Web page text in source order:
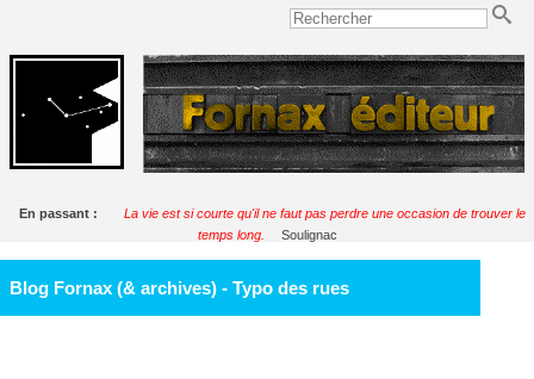
En passant :
La vie est si courte qu'il ne faut pas perdre une occasion de trouver le
temps long.
Soulignac
Blog Fornax (& archives) - Typo des rues